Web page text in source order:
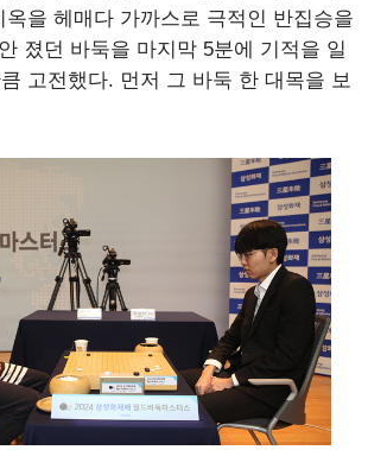
옥을 헤매다 가까스로 극적인 반집승을
졌던 바둑을 마지막 5분에 기적을 일
고전했다. 먼저 그 바둑 한 대목을 보